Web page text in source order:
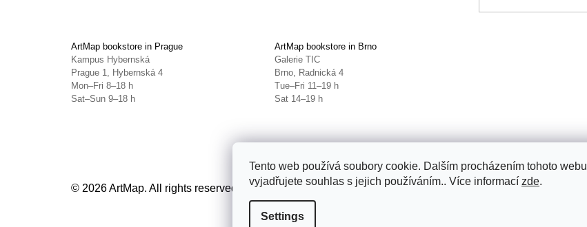
Tento web používá soubory cookie. Dalším procházením tohoto webu
vyjadřujete souhlas s jejich používáním.. Více informací zde.
Settings
ArtMap bookstore in Prague
Kampus Hybernská
Prague 1, Hybernská 4
Mon–Fri 8–18 h
Sat–Sun 9–18 h
ArtMap bookstore in Brno
Galerie TIC
Brno, Radnická 4
Tue–Fri 11–19 h
Sat 14–19 h
© 2026 ArtMap. All rights reserved. Edit cookie settings